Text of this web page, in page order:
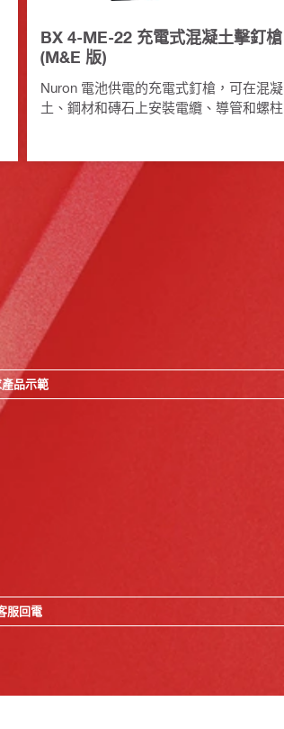
BX 4-ME-22 充電式混凝土擊釘槍
(M&E 版)
Nuron 電池供電的充電式釘槍，可在混凝
土、鋼材和磚石上安裝電纜、導管和螺柱
品示範
服回電